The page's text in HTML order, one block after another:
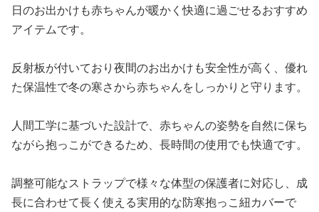
日のお出かけも赤ちゃんが暖かく快適に過ごせるおすすめ
アイテムです。
反射板が付いており夜間のお出かけも安全性が高く、優れ
た保温性で冬の寒さから赤ちゃんをしっかりと守ります。
人間工学に基づいた設計で、赤ちゃんの姿勢を自然に保ち
ながら抱っこができるため、長時間の使用でも快適です。
調整可能なストラップで様々な体型の保護者に対応し、成
長に合わせて長く使える実用的な防寒抱っこ紐カバーで